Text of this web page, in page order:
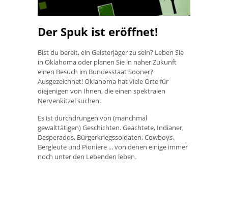
Der Spuk ist eröffnet!
Bist du bereit, ein Geisterjäger zu sein? Leben Sie
in Oklahoma oder planen Sie in naher Zukunft
einen Besuch im Bundesstaat Sooner?
Ausgezeichnet! Oklahoma hat viele Orte für
diejenigen von Ihnen, die einen spektralen
Nervenkitzel suchen.
Es ist durchdrungen von (manchmal
gewalttätigen) Geschichten. Geächtete, Indianer,
Desperados, Bürgerkriegssoldaten, Cowboys,
Bergleute und Pioniere ... von denen einige immer
noch unter den Lebenden leben.